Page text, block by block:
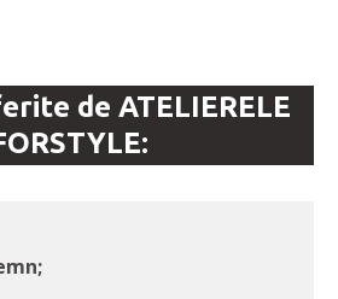
de ATELIERELE